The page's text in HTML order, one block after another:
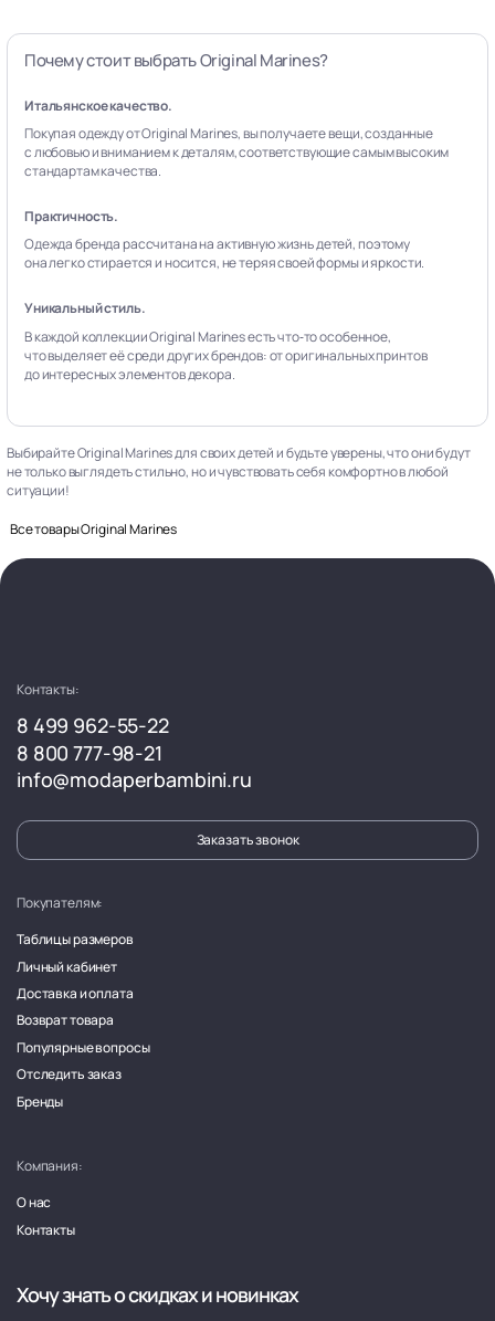
Почему стоит выбрать Original Marines?
Итальянское качество.
Покупая одежду от Original Marines, вы получаете вещи, созданные
с любовью и вниманием к деталям, соответствующие самым высоким
стандартам качества.
Практичность.
Одежда бренда рассчитана на активную жизнь детей, поэтому
она легко стирается и носится, не теряя своей формы и яркости.
Уникальный стиль.
В каждой коллекции Original Marines есть что‑то особенное,
что выделяет её среди других брендов: от оригинальных принтов
до интересных элементов декора.
Выбирайте Original Marines для своих детей и будьте уверены, что они будут
не только выглядеть стильно, но и чувствовать себя комфортно в любой
ситуации!
Все товары Original Marines
Контакты:
8 499 962-55-22
8 800 777-98-21
info@modaperbambini.ru
Заказать звонок
Покупателям:
Таблицы размеров
Личный кабинет
Доставка и оплата
Возврат товара
Популярные вопросы
Отследить заказ
Бренды
Компания:
О нас
Контакты
Хочу знать о скидках и новинках